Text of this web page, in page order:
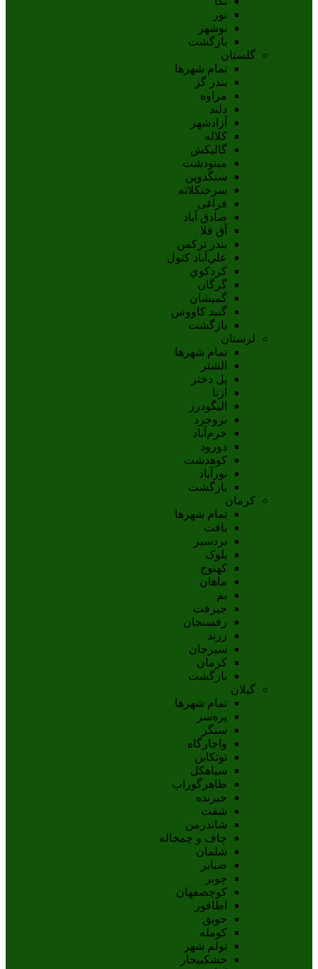
نور
نوشهر
بازگشت
گلستان
تمام شهر‌ها
بندر گز
مراوه
دلند
آزادشهر
کلاله
گالیکش
مینودشت
سنگدوین
سرخنکلاته
فراغی
صادق آباد
آق قلا
بندر ترکمن
علي‌آباد کتول
کردکوي
گرگان
گميشان
گنبد کاووس
بازگشت
لرستان
تمام شهر‌ها
الشتر
پل دختر
ازنا
اليگودرز
بروجرد
خرم‌آباد
دورود
کوهدشت
نورآباد
بازگشت
کرمان
تمام شهر‌ها
بافت
بردسیر
بلوک
کهنوج
ماهان
بم
جيرفت
رفسنجان
زرند
سيرجان
کرمان
بازگشت
گیلان
تمام شهر‌ها
پره‌سر
سنگر
واجارگاه
توتکابن
سیاهکل
طاهرگوراب
جیرنده
شفت
شاندرمن
چاف و چمخاله
شلمان
ضیابر
چوبر
کوچصفهان
اطاقور
حویق
کومله
تولم شهر
خشکبیجار